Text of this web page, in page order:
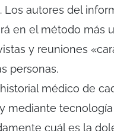
Los autores del
en el método más
y reuniones
personas.
médico de
mediante
cuál es la